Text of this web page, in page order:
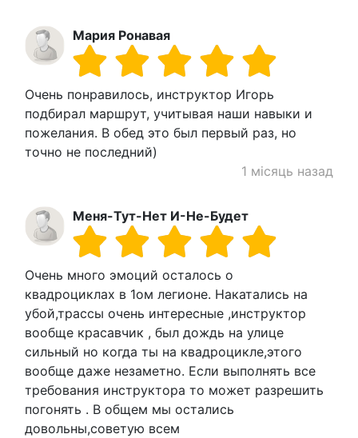
Мария Ронавая
Очень понравилось, инструктор Игорь
подбирал маршрут, учитывая наши навыки и
пожелания. В обед это был первый раз, но
точно не последний)
1 місяць назад
Меня-Тут-Нет И-Не-Будет
Очень много эмоций осталось о
квадроциклах в 1ом легионе. Накатались на
убой,трассы очень интересные ,инструктор
вообще красавчик , был дождь на улице
сильный но когда ты на квадроцикле,этого
вообще даже незаметно. Если выполнять все
требования инструктора то может разрешить
погонять . В общем мы остались
довольны,советую всем